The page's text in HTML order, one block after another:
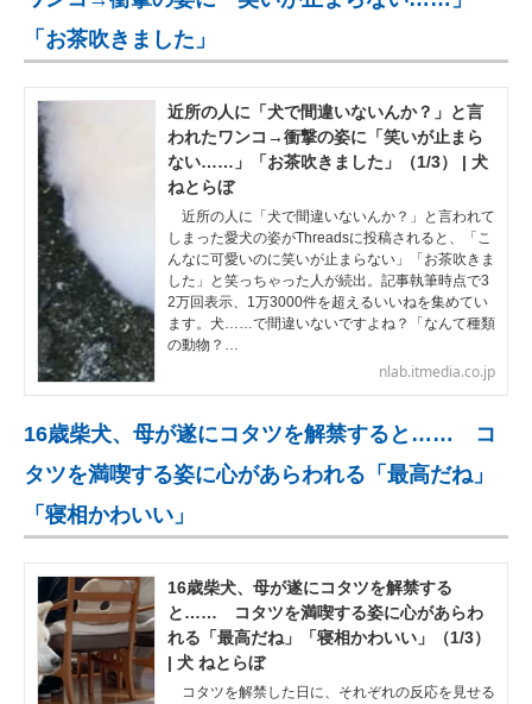
「お茶吹きました」
近所の人に「犬で間違いないんか？」と言
われたワンコ→衝撃の姿に「笑いが止まら
ない……」「お茶吹きました」（1/3） | 犬
ねとらぼ
近所の人に「犬で間違いないんか？」と言われて
しまった愛犬の姿がThreadsに投稿されると、「こ
んなに可愛いのに笑いが止まらない」「お茶吹きま
した」と笑っちゃった人が続出。記事執筆時点で3
2万回表示、1万3000件を超えるいいねを集めてい
ます。犬……で間違いないですよね？「なんて種類
の動物？…
nlab.itmedia.co.jp
16歳柴犬、母が遂にコタツを解禁すると…… コ
タツを満喫する姿に心があらわれる「最高だね」
「寝相かわいい」
16歳柴犬、母が遂にコタツを解禁する
と…… コタツを満喫する姿に心があらわ
れる「最高だね」「寝相かわいい」（1/3）
| 犬 ねとらぼ
コタツを解禁した日に、それぞれの反応を見せる